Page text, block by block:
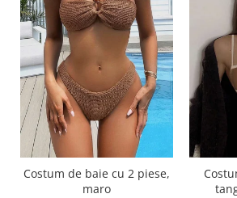
Costum de baie cu 2 piese,
maro